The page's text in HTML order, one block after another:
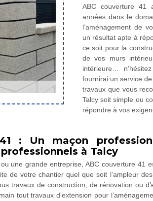
ABC couverture 41
années dans le
l’aménagement de
un résultat apte à
ce soit pour la
de vos murs
intérieure…
fournirai un service
travaux que vous
Talcy soit simple ou
répondre à vos
: Un maçon
à Talcy
une grande entreprise, ABC couverture 41
de votre chantier quel que soit l’ampleur
travaux de construction, de rénovation ou
tout travaux d’extension pour